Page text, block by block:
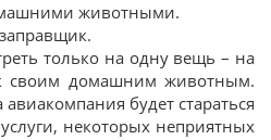
животными.
только на одну вещь – на
своим домашним животным.
будет стараться
некоторых неприятных